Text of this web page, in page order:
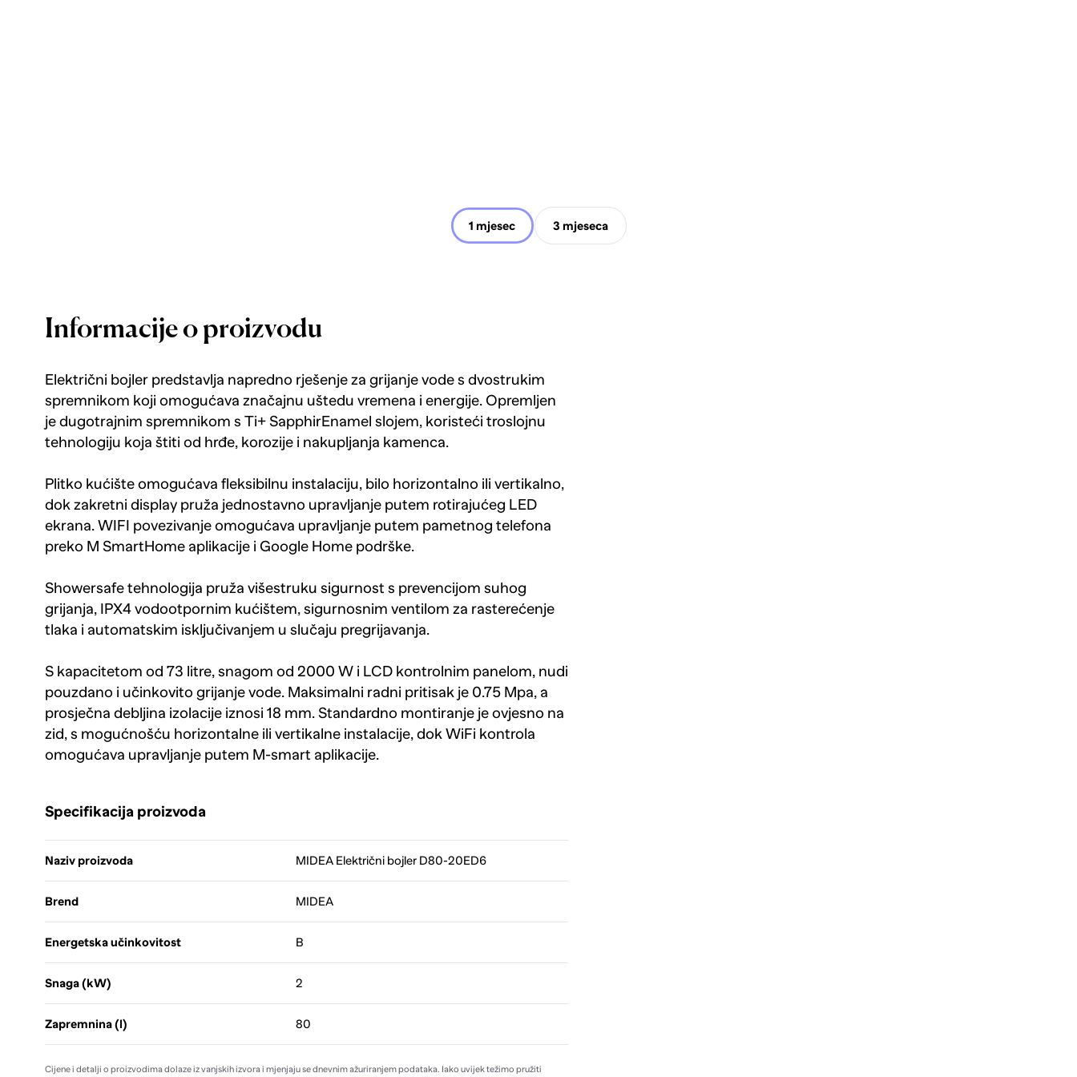
1 mjesec 3 mjeseca
Informacije o proizvodu
Električni bojler predstavlja napredno rješenje za grijanje vode s dvostrukim
spremnikom koji omogućava značajnu uštedu vremena i energije. Opremljen
je dugotrajnim spremnikom s Ti+ SapphirEnamel slojem, koristeći troslojnu
tehnologiju koja štiti od hrđe, korozije i nakupljanja kamenca.
Plitko kućište omogućava fleksibilnu instalaciju, bilo horizontalno ili vertikalno,
dok zakretni display pruža jednostavno upravljanje putem rotirajućeg LED
ekrana. WIFI povezivanje omogućava upravljanje putem pametnog telefona
preko M SmartHome aplikacije i Google Home podrške.
Showersafe tehnologija pruža višestruku sigurnost s prevencijom suhog
grijanja, IPX4 vodootpornim kućištem, sigurnosnim ventilom za rasterećenje
tlaka i automatskim isključivanjem u slučaju pregrijavanja.
S kapacitetom od 73 litre, snagom od 2000 W i LCD kontrolnim panelom, nudi
pouzdano i učinkovito grijanje vode. Maksimalni radni pritisak je 0.75 Mpa, a
prosječna debljina izolacije iznosi 18 mm. Standardno montiranje je ovjesno na
zid, s mogućnošću horizontalne ili vertikalne instalacije, dok WiFi kontrola
omogućava upravljanje putem M-smart aplikacije.
Specifikacija proizvoda
Naziv proizvoda MIDEA Električni bojler D80-20ED6
Brend MIDEA
Energetska učinkovitost B
Snaga (kW) 2
Zapremnina (l) 80
Cijene i detalji o proizvodima dolaze iz vanjskih izvora i mjenjaju se dnevnim ažuriranjem podataka. Iako uvijek težimo pružiti